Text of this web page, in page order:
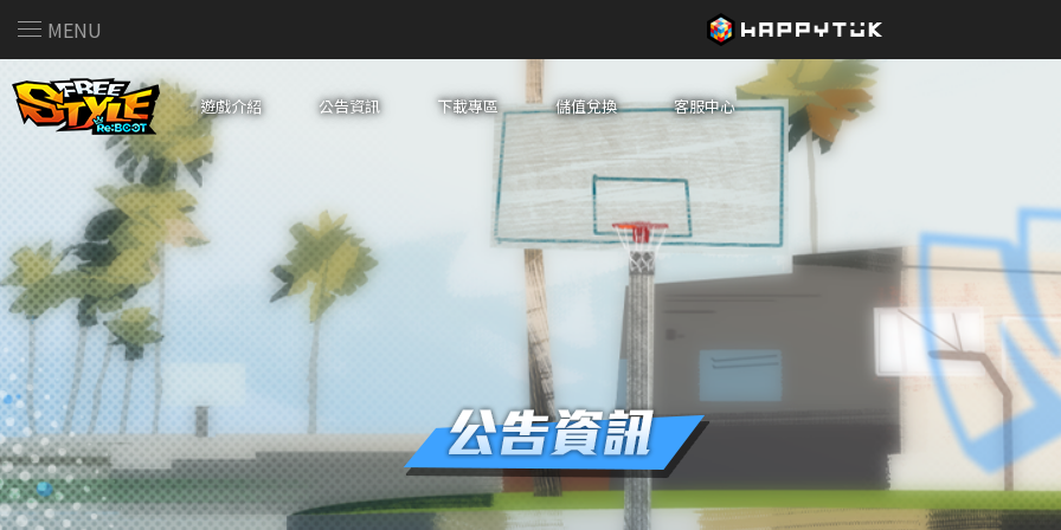
MENU
遊戲介紹 公告資訊 下載專區 儲值兌換 客服中心